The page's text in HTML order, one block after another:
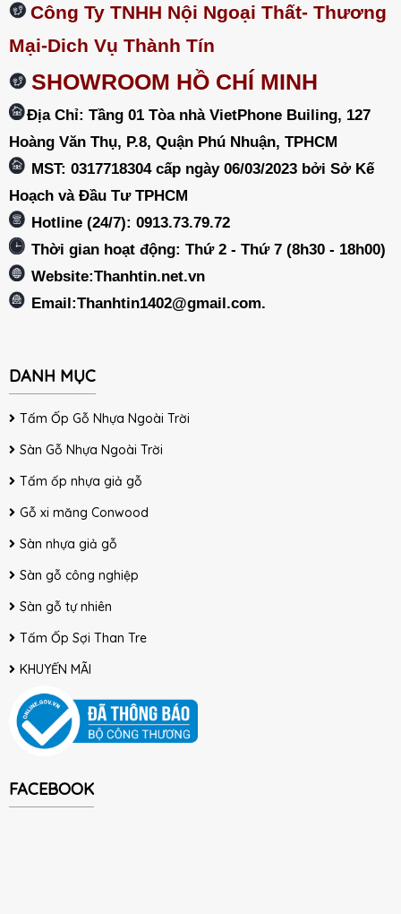
Công Ty TNHH Nội Ngoại Thất- Thương
Mại-Dich Vụ Thành Tín
SHOWROOM HỒ CHÍ MINH
Địa Chỉ: Tầng 01 Tòa nhà VietPhone Builing, 127
Hoàng Văn Thụ, P.8, Quận Phú Nhuận, TPHCM
MST: 0317718304 cấp ngày 06/03/2023 bởi Sở Kế
Hoạch và Đầu Tư TPHCM
Hotline (24/7): 0913.73.79.72
Thời gian hoạt động: Thứ 2 - Thứ 7 (8h30 - 18h00)
Website:Thanhtin.net.vn
Email:Thanhtin1402@gmail.com.
DANH MỤC
Tấm Ốp Gỗ Nhựa Ngoài Trời
Sàn Gỗ Nhựa Ngoài Trời
Tấm ốp nhựa giả gỗ
Gỗ xi măng Conwood
Sàn nhựa giả gỗ
Sàn gỗ công nghiệp
Sàn gỗ tự nhiên
Tấm Ốp Sợi Than Tre
KHUYẾN MÃI
FACEBOOK